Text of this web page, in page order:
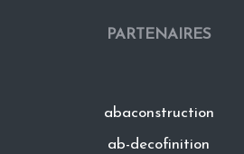
PARTENAIRES
abaconstruction
ab-decofinition